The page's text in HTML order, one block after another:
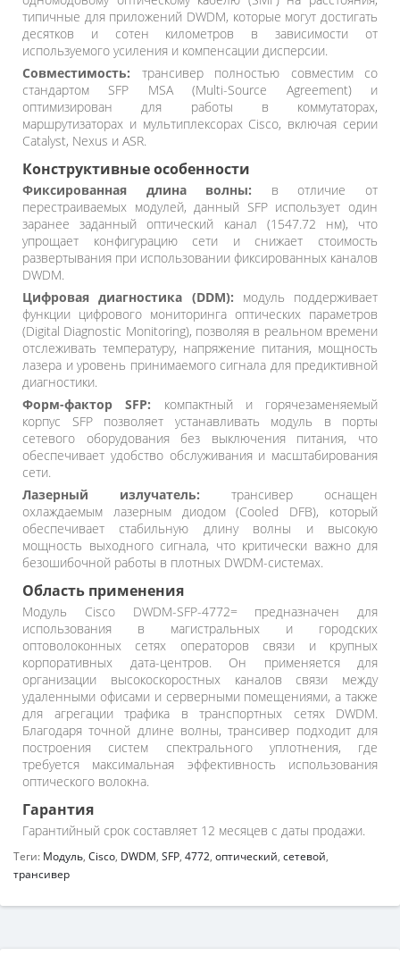
типичные для приложений DWDM, которые могут достигать
десятков и сотен километров в зависимости от
используемого усиления и компенсации дисперсии.
Совместимость: трансивер полностью совместим со
стандартом SFP MSA (Multi-Source Agreement) и
оптимизирован для работы в коммутаторах,
маршрутизаторах и мультиплексорах Cisco, включая серии
Catalyst, Nexus и ASR.
Конструктивные особенности
Фиксированная длина волны: в отличие от
перестраиваемых модулей, данный SFP использует один
заранее заданный оптический канал (1547.72 нм), что
упрощает конфигурацию сети и снижает стоимость
развертывания при использовании фиксированных каналов
DWDM.
Цифровая диагностика (DDM): модуль поддерживает
функции цифрового мониторинга оптических параметров
(Digital Diagnostic Monitoring), позволяя в реальном времени
отслеживать температуру, напряжение питания, мощность
лазера и уровень принимаемого сигнала для предиктивной
диагностики.
Форм-фактор SFP: компактный и горячезаменяемый
корпус SFP позволяет устанавливать модуль в порты
сетевого оборудования без выключения питания, что
обеспечивает удобство обслуживания и масштабирования
сети.
Лазерный излучатель: трансивер оснащен
охлаждаемым лазерным диодом (Cooled DFB), который
обеспечивает стабильную длину волны и высокую
мощность выходного сигнала, что критически важно для
безошибочной работы в плотных DWDM-системах.
Область применения
Модуль Cisco DWDM-SFP-4772= предназначен для
использования в магистральных и городских
оптоволоконных сетях операторов связи и крупных
корпоративных дата-центров. Он применяется для
организации высокоскоростных каналов связи между
удаленными офисами и серверными помещениями, а также
для агрегации трафика в транспортных сетях DWDM.
Благодаря точной длине волны, трансивер подходит для
построения систем спектрального уплотнения, где
требуется максимальная эффективность использования
оптического волокна.
Гарантия
Гарантийный срок составляет 12 месяцев с даты продажи.
Теги: Модуль, Cisco, DWDM, SFP, 4772, оптический, сетевой,
трансивер